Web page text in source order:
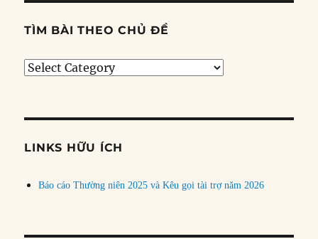
TÌM BÀI THEO CHỦ ĐỀ
Tìm
đề
LINKS HỮU ÍCH
Báo cáo Thường niên 2025 và Kêu gọi tài trợ năm 2026